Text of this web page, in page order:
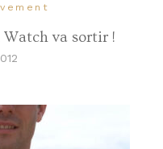
Watch va sortir !